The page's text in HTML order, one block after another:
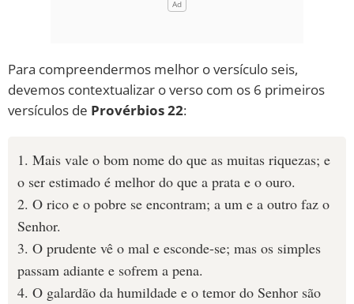
TERMO BÍBLICO JOGOS
LOJA BÍBLIAON
Para compreendermos melhor o versículo seis,
devemos contextualizar o verso com os 6 primeiros
versículos de Provérbios 22:
1. Mais vale o bom nome do que as muitas riquezas; e
o ser estimado é melhor do que a prata e o ouro.
2. O rico e o pobre se encontram; a um e a outro faz o
Senhor.
3. O prudente vê o mal e esconde-se; mas os simples
passam adiante e sofrem a pena.
4. O galardão da humildade e o temor do Senhor são